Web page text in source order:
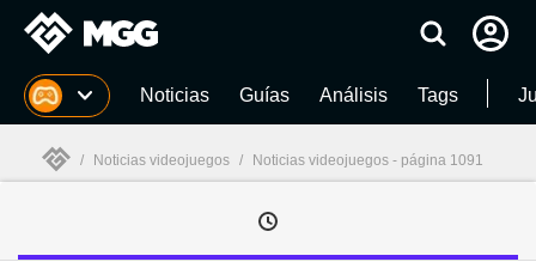
MGG Noticias Guías Análisis Tags
/ Noticias videojuegos / Noticias videojuegos - página 1091